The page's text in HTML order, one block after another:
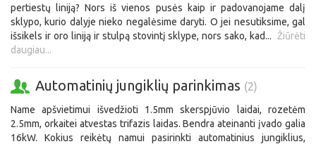
pertiestų liniją? Nors iš vienos pusės kaip ir padovanojame dalį
sklypo, kurio dalyje nieko negalėsime daryti. O jei nesutiksime, gal
išsikels ir oro liniją ir stulpą stovintį sklype, nors sako, kad... Žiūrėti
daugiau...
Automatinių jungiklių parinkimas (2)
Name apšvietimui išvedžioti 1.5mm skerspjūvio laidai, rozetėm
2.5mm, orkaitei atvestas trifazis laidas. Bendra ateinanti įvado galia
16kW. Kokius reikėtų namui pasirinkti automatinius jungiklius,